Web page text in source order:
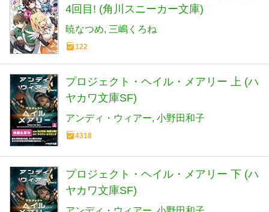
4回目! (角川スニーカー文庫)
暁なつめ 三嶋くろね
122
プロジェクト・ヘイル・メアリー 上 (ハ
ヤカワ文庫SF)
アンディ・ウィアー 小野田和子
4318
プロジェクト・ヘイル・メアリー 下 (ハ
ヤカワ文庫SF)